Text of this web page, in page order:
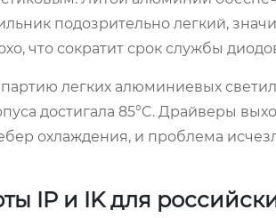
подозрительно легкий,
что сократит срок службы
легких алюминиевых
достигала 85°C. Драйверы
охлаждения, и проблема
IP и IK для